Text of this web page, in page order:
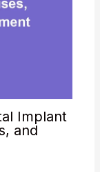
Implant
and